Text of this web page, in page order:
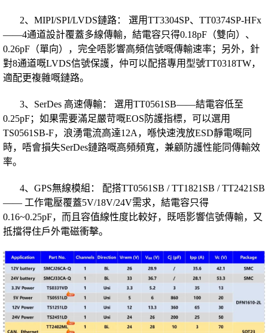
2、MIPI/SPI/LVDS鏈路： 選用TT3304SP、TT0374SP-HFx
——4通道設計覆蓋多線傳輸，結電容只得0.18pF（雙向）、
0.26pF（單向），完全唔影響高頻信號嘅傳輸速率；另外，針
對8通道嘅LVDS信號保護，仲可以配搭專用型號TT0318TW，
適配更複雜嘅鏈路。
3、SerDes 高速傳輸： 選用TT0561SB——結電容低至
0.25pF；如果需要滿足嚴苛嘅EOS防護指標，可以選用
TS0561SB-F，浪湧電流高達12A，喺快速洩放ESD靜電嘅同
時，唔會損失SerDes鏈路嘅高頻頻寬，兼顧防護性能同傳輸效
率。
4、GPS無線模組： 配搭TT0561SB / TT1821SB / TT2421SB
—— 工作電壓覆蓋5V/18V/24V需求，結電容只得
0.16~0.25pF，而且容值線性度比較好，既唔影響信號傳輸，又
抵擋得住戶外電磁衝擊。